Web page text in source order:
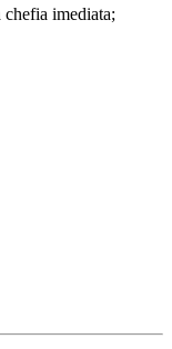
chefia imediata;